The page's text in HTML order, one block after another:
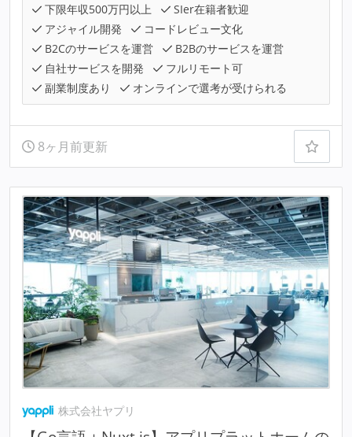
下限年収500万円以上
SIer在籍者歓迎
アジャイル開発
コードレビュー文化
B2Cのサービスを運営
B2Bのサービスを運営
自社サービスを開発
フルリモート可
副業制度あり
オンラインで選考が受けられる
8ヶ月前更新
株式会社ヤプリ